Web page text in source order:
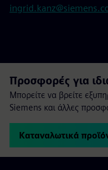
Προσφορές για
Μπορείτε να βρείτε
Siemens και άλλες
Καταναλωτικά